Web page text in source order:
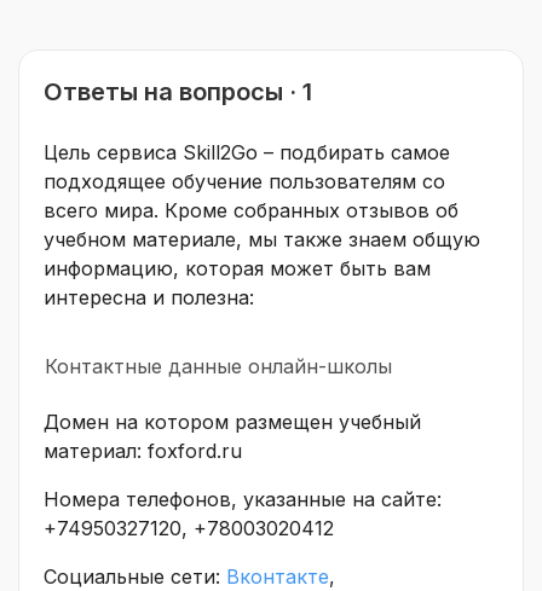
Ответы на вопросы · 1
Цель сервиса Skill2Go – подбирать самое
подходящее обучение пользователям со
всего мира. Кроме собранных отзывов об
учебном материале, мы также знаем общую
информацию, которая может быть вам
интересна и полезна:
Контактные данные онлайн-школы
Домен на котором размещен учебный
материал: foxford.ru
Номера телефонов, указанные на сайте:
+74950327120, +78003020412
Социальные сети: Вконтакте,